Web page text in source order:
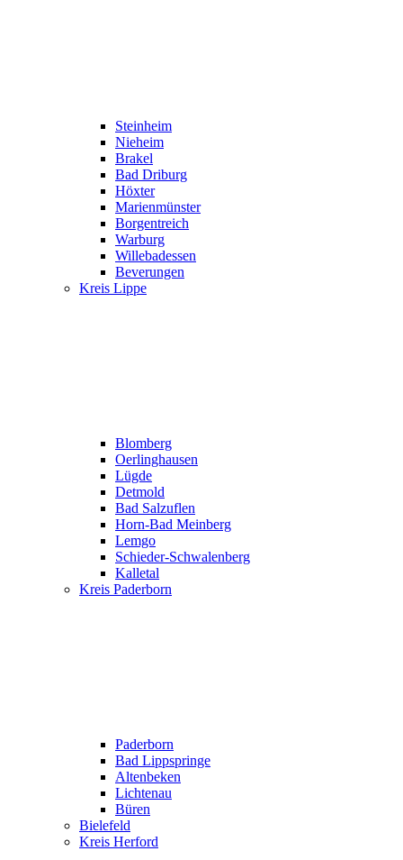
Steinheim
Nieheim
Brakel
Bad Driburg
Höxter
Marienmünster
Borgentreich
Warburg
Willebadessen
Beverungen
Kreis Lippe
Blomberg
Oerlinghausen
Lügde
Detmold
Bad Salzuflen
Horn-Bad Meinberg
Lemgo
Schieder-Schwalenberg
Kalletal
Kreis Paderborn
Paderborn
Bad Lippspringe
Altenbeken
Lichtenau
Büren
Bielefeld
Kreis Herford